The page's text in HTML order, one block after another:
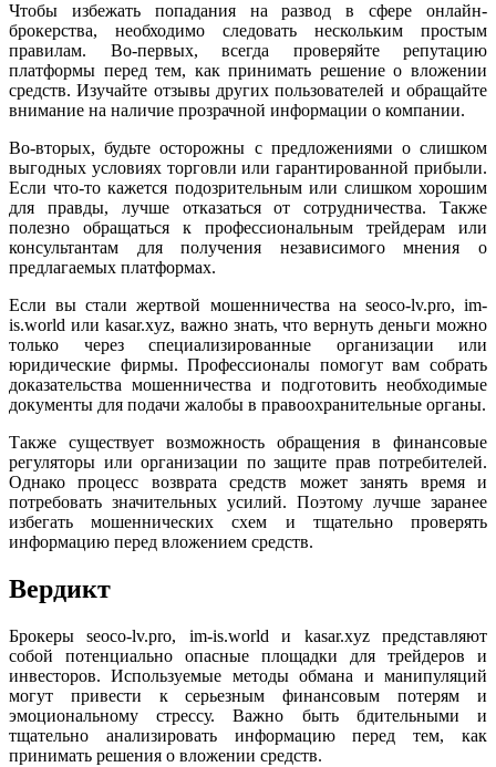
Чтобы избежать попадания на развод в сфере онлайн-
брокерства, необходимо следовать нескольким простым
правилам. Во-первых, всегда проверяйте репутацию
платформы перед тем, как принимать решение о вложении
средств. Изучайте отзывы других пользователей и обращайте
внимание на наличие прозрачной информации о компании.
Во-вторых, будьте осторожны с предложениями о слишком
выгодных условиях торговли или гарантированной прибыли.
Если что-то кажется подозрительным или слишком хорошим
для правды, лучше отказаться от сотрудничества. Также
полезно обращаться к профессиональным трейдерам или
консультантам для получения независимого мнения о
предлагаемых платформах.
Если вы стали жертвой мошенничества на seoco-lv.pro, im-
is.world или kasar.xyz, важно знать, что вернуть деньги можно
только через специализированные организации или
юридические фирмы. Профессионалы помогут вам собрать
доказательства мошенничества и подготовить необходимые
документы для подачи жалобы в правоохранительные органы.
Также существует возможность обращения в финансовые
регуляторы или организации по защите прав потребителей.
Однако процесс возврата средств может занять время и
потребовать значительных усилий. Поэтому лучше заранее
избегать мошеннических схем и тщательно проверять
информацию перед вложением средств.
Вердикт
Брокеры seoco-lv.pro, im-is.world и kasar.xyz представляют
собой потенциально опасные площадки для трейдеров и
инвесторов. Используемые методы обмана и манипуляций
могут привести к серьезным финансовым потерям и
эмоциональному стрессу. Важно быть бдительными и
тщательно анализировать информацию перед тем, как
принимать решения о вложении средств.